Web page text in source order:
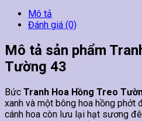
Mô tả
Đánh giá (0)
Mô tả sản phẩm
Tường 43
Bức Tranh Hoa Hồng Treo
xanh và một bông hoa hồng phớt
cánh hoa còn lưu lại hạt sương